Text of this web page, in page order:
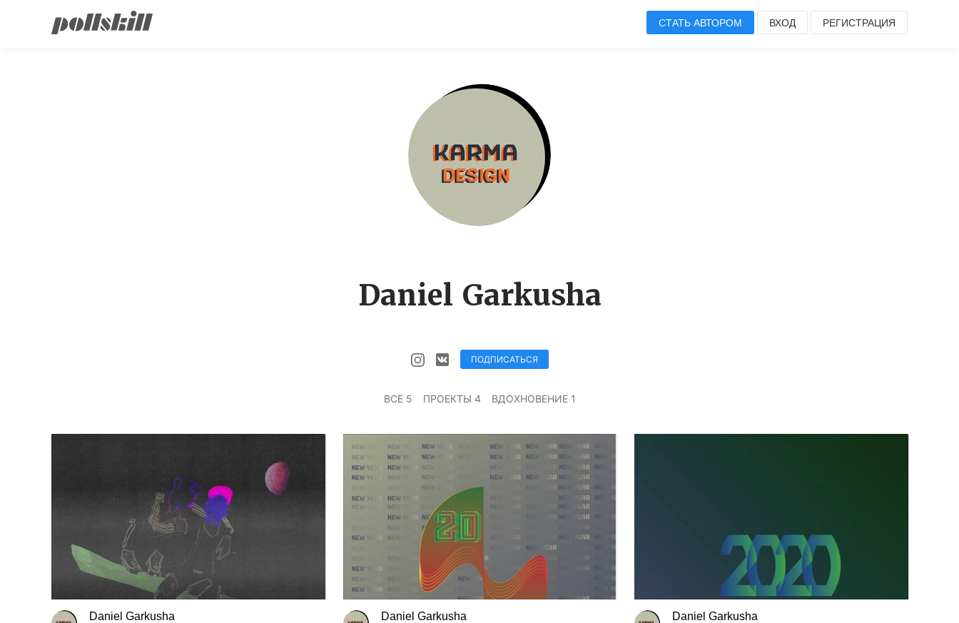
СТАТЬ АВТОРОМ ВХОД РЕГИСТРАЦИЯ
Daniel Garkusha
ПОДПИСАТЬСЯ
ВСЕ 5 ПРОЕКТЫ 4 ВДОХНОВЕНИЕ 1
Daniel Garkusha Daniel Garkusha Daniel Garkusha